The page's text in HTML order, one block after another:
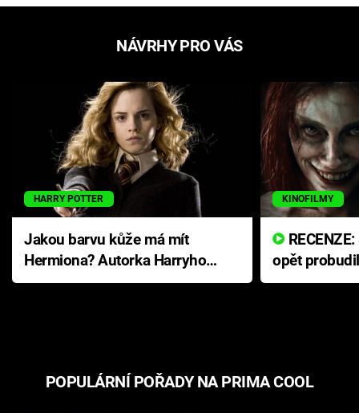
NÁVRHY PRO VÁS
HARRY POTTER
Jakou barvu kůže má mít
Hermiona? Autorka Harryho
Pottera přišla s ráznou
KINOFILMY
opět
přichází s
POPULÁRNÍ POŘADY NA PRIMA COOL